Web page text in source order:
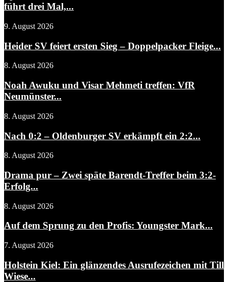
führt drei Mal,...
9. August 2026
Heider SV feiert ersten Sieg – Doppelpacker Fleige...
8. August 2026
Noah Awuku und Visar Mehmeti treffen: VfR
Neumünster...
8. August 2026
Nach 0:2 – Oldenburger SV erkämpft ein 2:2...
8. August 2026
Drama pur – Zwei späte Barendt-Treffer beim 3:2-
Erfolg...
8. August 2026
Auf dem Sprung zu den Profis: Youngster Mark...
7. August 2026
Holstein Kiel: Ein glänzendes Ausrufezeichen mit Till
Wiese...